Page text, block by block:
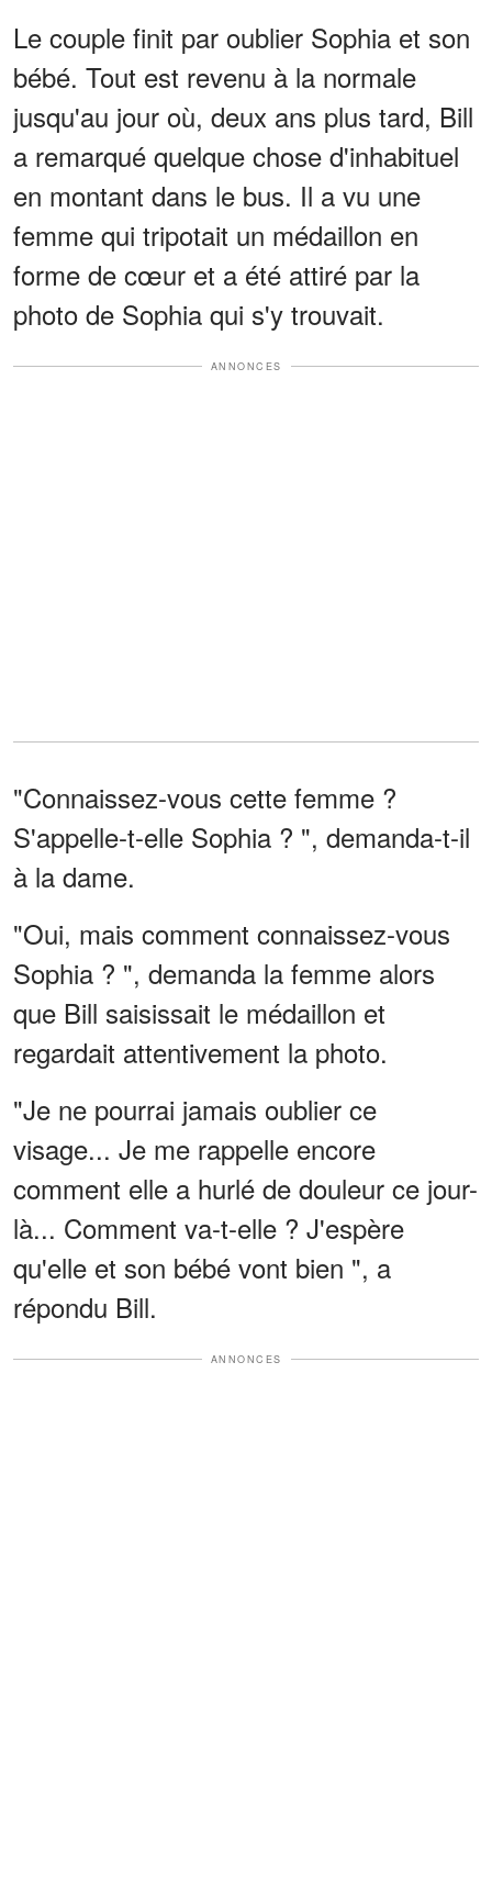
Le couple finit par oublier Sophia et son
bébé. Tout est revenu à la normale
jusqu'au jour où, deux ans plus tard, Bill
a remarqué quelque chose d'inhabituel
en montant dans le bus. Il a vu une
femme qui tripotait un médaillon en
forme de cœur et a été attiré par la
photo de Sophia qui s'y trouvait.
ANNONCES
"Connaissez-vous cette femme ?
S'appelle-t-elle Sophia ? ", demanda-t-il
à la dame.
"Oui, mais comment connaissez-vous
Sophia ? ", demanda la femme alors
que Bill saisissait le médaillon et
regardait attentivement la photo.
"Je ne pourrai jamais oublier ce
visage... Je me rappelle encore
comment elle a hurlé de douleur ce jour-
là... Comment va-t-elle ? J'espère
qu'elle et son bébé vont bien ", a
répondu Bill.
ANNONCES